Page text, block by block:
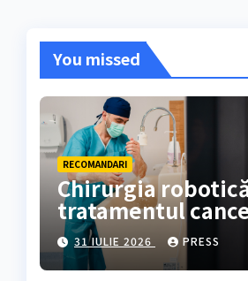
You missed
RECOMANDARI
Chirurgia
tratamentul
colorectal
31 IULIE 2026 PRESS